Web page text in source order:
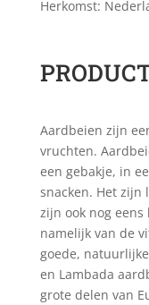
Herkomst:
Aardbeien zijn
vruchten.
een gebakje, in
snacken. Het zijn
zijn ook nog
namelijk van de
goede,
en Lambada
grote delen van